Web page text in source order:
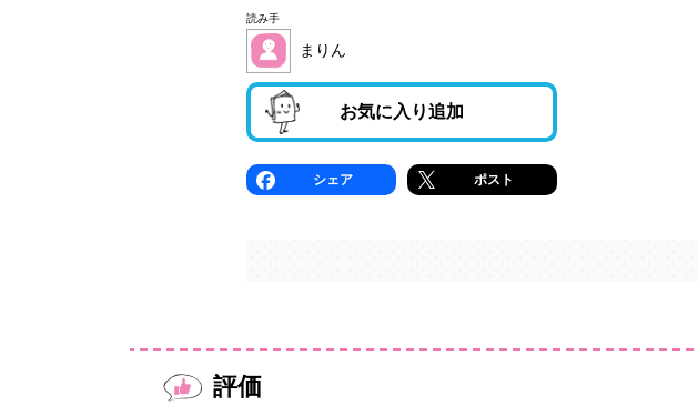
読み手
まりん
お気に入り追加
シェア ポスト
評価